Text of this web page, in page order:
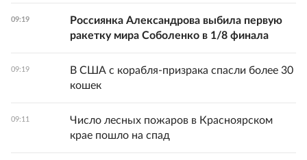
09:19
Россиянка Александрова выбила первую
ракетку мира Соболенко в 1/8 финала
09:19
В США с корабля-призрака спасли более 30
кошек
09:11
Число лесных пожаров в Красноярском
крае пошло на спад